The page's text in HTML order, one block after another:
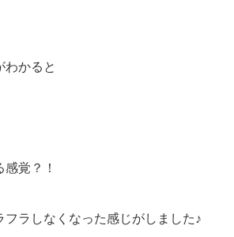
わかると
覚？！
フラしなくなった感じがしました♪